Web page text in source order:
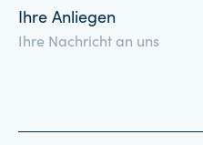
Ihre Anliegen